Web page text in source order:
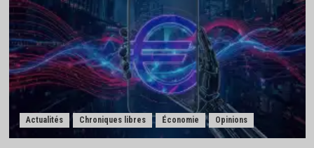
Actualités Chroniques libres Économie Opinions